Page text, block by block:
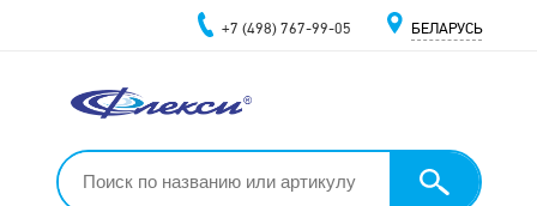
+7 (498) 767-99-05 БЕЛАРУСЬ